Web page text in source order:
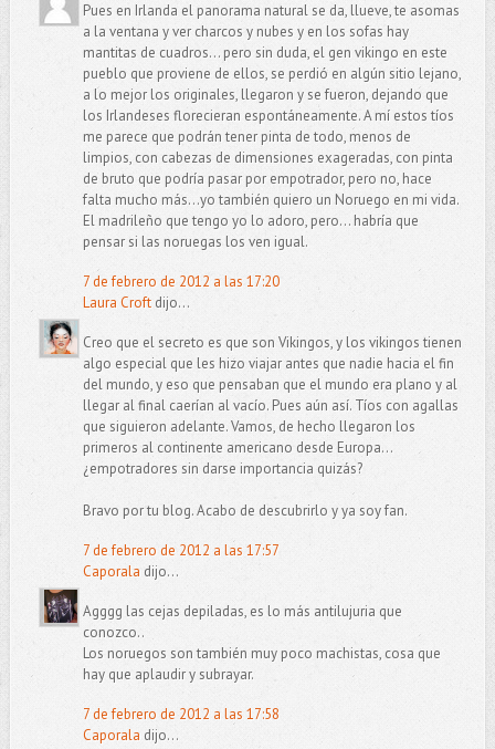
Pues en Irlanda el panorama natural se da, llueve, te asomas
a la ventana y ver charcos y nubes y en los sofas hay
mantitas de cuadros... pero sin duda, el gen vikingo en este
pueblo que proviene de ellos, se perdió en algún sitio lejano,
a lo mejor los originales, llegaron y se fueron, dejando que
los Irlandeses florecieran espontáneamente. A mí estos tíos
me parece que podrán tener pinta de todo, menos de
limpios, con cabezas de dimensiones exageradas, con pinta
de bruto que podría pasar por empotrador, pero no, hace
falta mucho más...yo también quiero un Noruego en mi vida.
El madrileño que tengo yo lo adoro, pero... habría que
pensar si las noruegas los ven igual.
7 de febrero de 2012 a las 17:20
Laura Croftdijo...
Creo que el secreto es que son Vikingos, y los vikingos tienen
algo especial que les hizo viajar antes que nadie hacia el fin
del mundo, y eso que pensaban que el mundo era plano y al
llegar al final caerían al vacío. Pues aún así. Tíos con agallas
que siguieron adelante. Vamos, de hecho llegaron los
primeros al continente americano desde Europa...
¿empotradores sin darse importancia quizás?
Bravo por tu blog. Acabo de descubrirlo y ya soy fan.
7 de febrero de 2012 a las 17:57
Caporala dijo...
Agggg las cejas depiladas, es lo más antilujuria que
conozco..
Los noruegos son también muy poco machistas, cosa que
hay que aplaudir y subrayar.
7 de febrero de 2012 a las 17:58
Caporala dijo...